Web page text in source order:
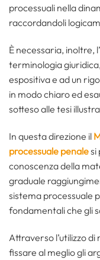
processuali nella
raccordandoli
È necessaria, inoltre,
terminologia
espositiva e ad un
in modo chiaro ed
sotteso alle tesi
In questa direzione il
processuale penalesi
conoscenza della
graduale
sistema processuale
fondamentali che gli
Attraverso l’utilizzo
fissare al meglio gli